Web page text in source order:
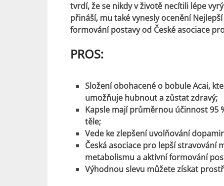
tvrdí, že se nikdy v životě necítili lépe
přináší, mu také vynesly ocenění
formování postavy od České asociace
PROS:
Složení obohacené o bobule Acai,
umožňuje hubnout a zůstat zdravý;
Kapsle mají průměrnou účinnost 95
těle;
Vede ke zlepšení uvolňování
Česká asociace pro lepší stravování
metabolismu a aktivní formování
Výhodnou slevu můžete získat